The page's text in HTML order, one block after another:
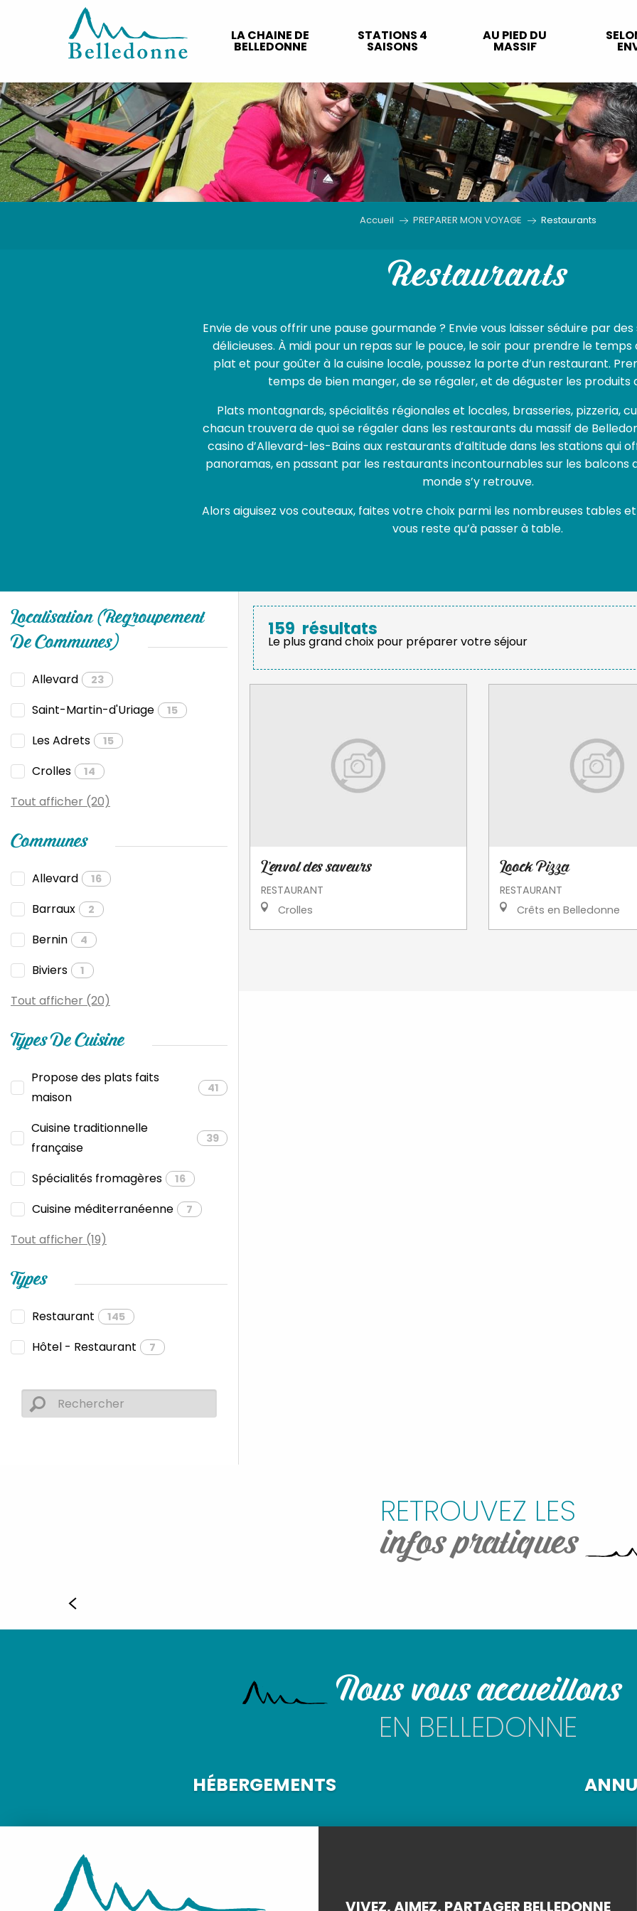
LA CHAINE DE
BELLEDONNE
STATIONS 4
SAISONS
AU PIED DU
MASSIF
Accueil PREPARER MON VOYAGE Restaurants
Restaurants
Envie de vous offrir une pause gourmande ? Envie vous laisser séduire par
délicieuses. À midi pour un repas sur le pouce, le soir pour prendre le
plat et pour goûter à la cuisine locale, poussez la porte d’un restaurant.
temps de bien manger, de se régaler, et de déguster les produits
Plats montagnards, spécialités régionales et locales, brasseries, pizzeria,
chacun trouvera de quoi se régaler dans les restaurants du massif de
casino d’Allevard-les-Bains aux restaurants d’altitude dans les stations qui
panoramas, en passant par les restaurants incontournables sur les balcons
monde s’y retrouve.
Alors aiguisez vos couteaux, faites votre choix parmi les nombreuses tables
vous reste qu’à passer à table.
Localisation (regroupement
De Communes)
Allevard 23
Saint-Martin-d'Uriage 15
Les Adrets 15
Crolles 14
Tout afficher (20)
Communes
Allevard 16
Barraux 2
Bernin 4
Biviers 1
Tout afficher (20)
Types De Cuisine
Propose des plats faits
maison
41
Cuisine traditionnelle
française
39
Spécialités fromagères 16
Cuisine méditerranéenne 7
Tout afficher (19)
Types
Restaurant 145
Hôtel - Restaurant 7
159 résultats
Le plus grand choix pour préparer votre séjour
L'envol des saveurs
RESTAURANT
Crolles
Loock Pizza
RESTAURANT
Crêts en Belledonne
RETROUVEZ LES
infos pratiques
LIRE LA SUITE
Nous vous accueillons
EN BELLEDONNE
HÉBERGEMENTS
VIVEZ, AIMEZ, PARTAGER BELLEDONNE